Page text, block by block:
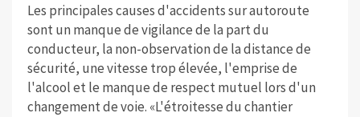
Les principales causes d'accidents sur autoroute
sont un manque de vigilance de la part du
conducteur, la non-observation de la distance de
sécurité, une vitesse trop élevée, l'emprise de
l'alcool et le manque de respect mutuel lors d'un
changement de voie. «L'étroitesse du chantier